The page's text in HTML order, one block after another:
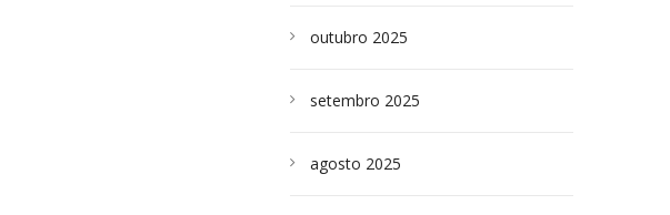
outubro 2025
setembro 2025
agosto 2025